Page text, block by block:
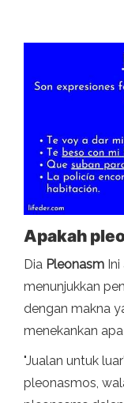
Apakah
Dia Pleonasm
menunjukkan
dengan makna
menekankan
"Jualan untuk
pleonasmos,